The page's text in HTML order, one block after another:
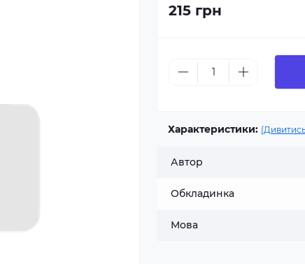
215 грн
Характеристики:
Автор
Обкладинка
Мова